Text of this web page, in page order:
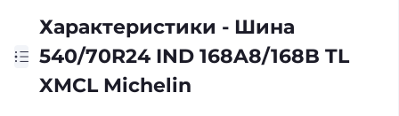
Характеристики - Шина
540/70R24 IND 168A8/168B TL
XMCL Michelin